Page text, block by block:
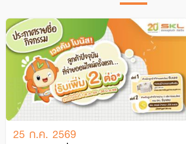
25 ก.ค. 2569